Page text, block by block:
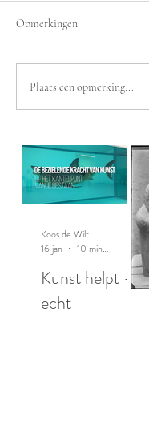
Opmerkingen
Plaats een opmerking...
Kunst helpt -
echt
Koos de Wilt
16 jan
10 minuten om te lezen